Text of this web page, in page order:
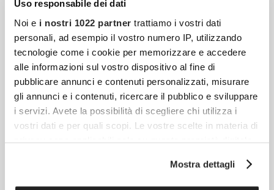
Uso responsabile dei dati
Noi e i nostri 1022 partner trattiamo i vostri dati
personali, ad esempio il vostro numero IP, utilizzando
tecnologie come i cookie per memorizzare e accedere
alle informazioni sul vostro dispositivo al fine di
pubblicare annunci e contenuti personalizzati, misurare
gli annunci e i contenuti, ricercare il pubblico e sviluppare
i servizi. Avete la possibilità di scegliere chi utilizza i
vostri dati e per quali scopi. Le vostre scelte in materia di
privacy sono applicabili solo su questa proprietà digitale
modificare o revocare il proprio consenso in qualsiasi
momento dalla Dichiarazione sui cookie o facendo clic
Mostra dettagli
Articoli più recenti
Fibrosi E Tessuto Connettivo: Quando Il Corpo